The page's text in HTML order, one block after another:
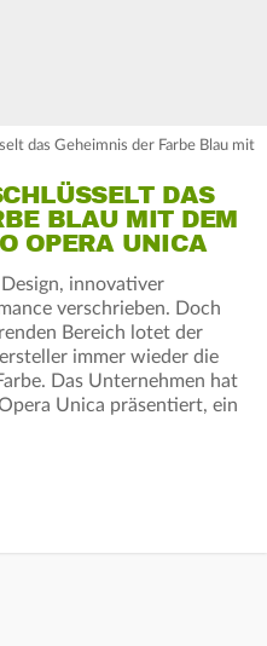
das Geheimnis der Farbe Blau mit
DAS
BLAU MIT DEM
OPERA UNICA
innovativer
verschrieben. Doch
Bereich lotet der
immer wieder die
Das Unternehmen hat
Unica präsentiert, ein